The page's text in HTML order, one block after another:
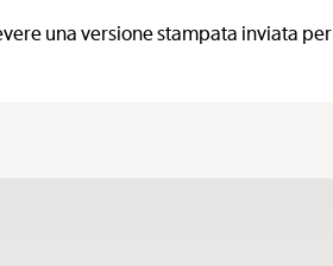
una versione stampata inviata